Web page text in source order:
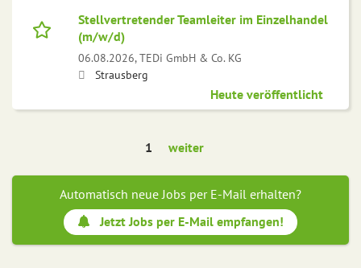
Stellvertretender Teamleiter im Einzelhandel
(m/w/d)
06.08.2026,TEDi GmbH & Co. KG
Strausberg
Heute veröffentlicht
1 weiter
Automatisch neue Jobs per E-Mail erhalten?
Jetzt Jobs per E-Mail empfangen!